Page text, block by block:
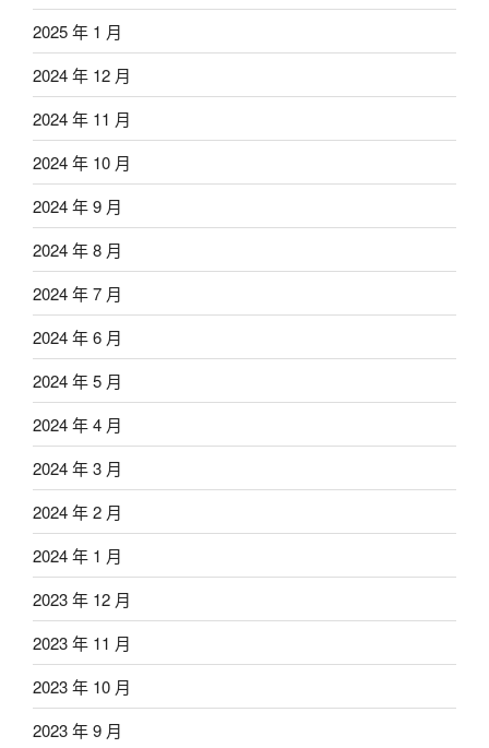
2025 年 1 月
2024 年 12 月
2024 年 11 月
2024 年 10 月
2024 年 9 月
2024 年 8 月
2024 年 7 月
2024 年 6 月
2024 年 5 月
2024 年 4 月
2024 年 3 月
2024 年 2 月
2024 年 1 月
2023 年 12 月
2023 年 11 月
2023 年 10 月
2023 年 9 月